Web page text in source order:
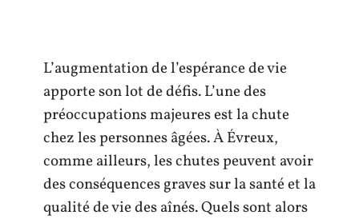
L’augmentation de l’espérance de vie
apporte son lot de défis. L’une des
préoccupations majeures est la chute
chez les personnes âgées. À Évreux,
comme ailleurs, les chutes peuvent avoir
des conséquences graves sur la santé et la
qualité de vie des aînés. Quels sont alors